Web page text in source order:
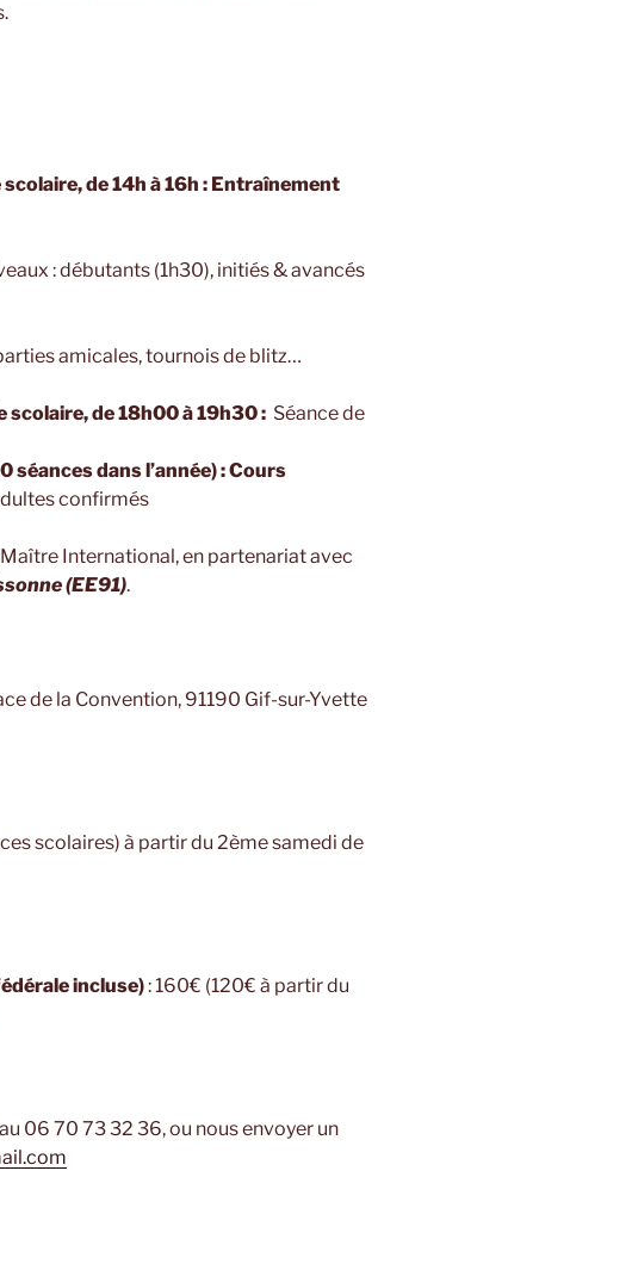
de 14h à 16h : Entraînement
: débutants (1h30), initiés & avancés
amicales, tournois de blitz…
scolaire, de 18h00 à 19h30 : Séance de
séances dans l’année) :Cours
confirmés
International, en partenariat avec
(EE91).
de la Convention, 91190 Gif-sur-Yvette
scolaires) à partir du 2ème samedi de
incluse): 160€ (120€ à partir du
06 70 73 32 36, ou nous envoyer un